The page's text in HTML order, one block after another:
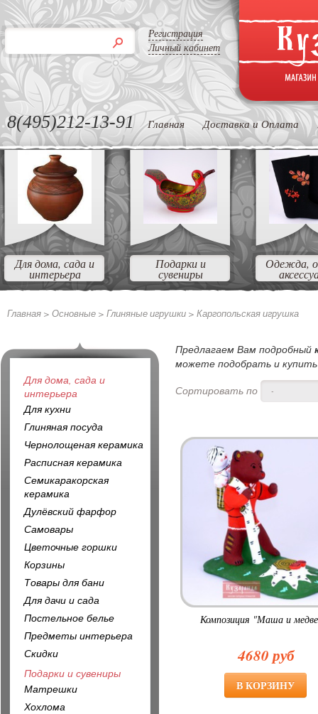
Регистрация
Личный кабинет
8(495)212-13-91 Главная Доставка и Оплата
Для дома, сада и
интерьера
Подарки и
сувениры
Одежда,
Главная > Основные > Глиняные игрушки > Каргопольская игрушка
Предлагаем Вам подробный
можете подобрать и купить
Сортировать по
-
Композиция "Маша и
4680 руб
Для дома, сада и
интерьера
Для кухни
Глиняная посуда
Чернолощеная керамика
Расписная керамика
Семикаракорская
керамика
Дулёвский фарфор
Самовары
Цветочные горшки
Корзины
Товары для бани
Для дачи и сада
Постельное белье
Предметы интерьера
Скидки
Подарки и сувениры
Матрешки
Хохлома